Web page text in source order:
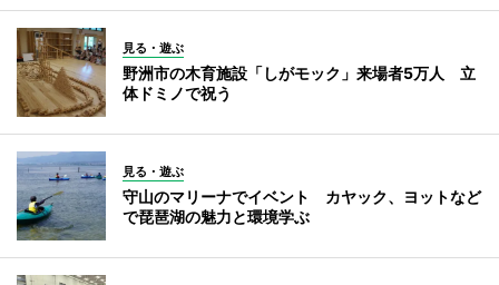
見る・遊ぶ
野洲市の木育施設「しがモック」来場者5万人 立
体ドミノで祝う
見る・遊ぶ
守山のマリーナでイベント カヤック、ヨットなど
で琵琶湖の魅力と環境学ぶ